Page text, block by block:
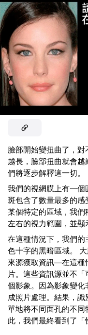
臉部開始變扭曲了，
越長，臉部扭曲就會
們將逐步解釋這一切。
我們的視網膜上有一
斑包含了數量最多的感
某個特定的區域，我
左右的視力範圍，並顯
在這種情況下，我們的
色十字的黑暗區域。
來源獲取資訊—在這種
片。這些資訊源並不
個影象。因為影象變
成照片處理。結果，
單地將不同面孔的不同
此，我們最終看到了「